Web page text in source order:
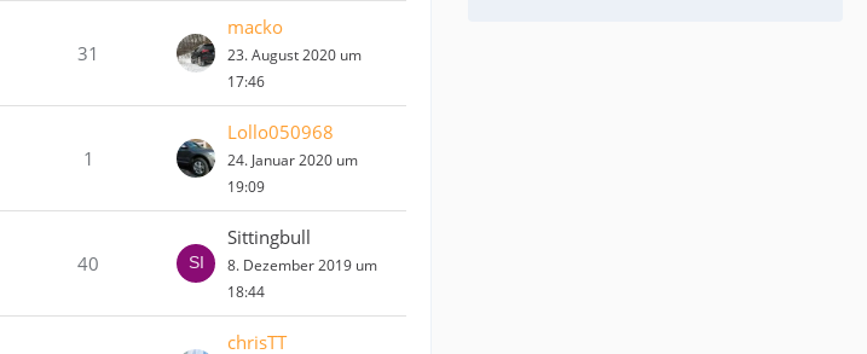
31
macko
23. August 2020 um
17:46
1
Lollo050968
24. Januar 2020 um
19:09
40
Sittingbull
8. Dezember 2019 um
18:44
chrisTT